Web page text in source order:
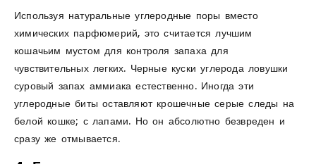
Используя натуральные углеродные поры вместо
химических парфюмерий, это считается лучшим
кошачьим мустом для контроля запаха для
чувствительных легких. Черные куски углерода ловушки
суровый запах аммиака естественно. Иногда эти
углеродные биты оставляют крошечные серые следы на
белой кошке; с лапами. Но он абсолютно безвреден и
сразу же отмывается.